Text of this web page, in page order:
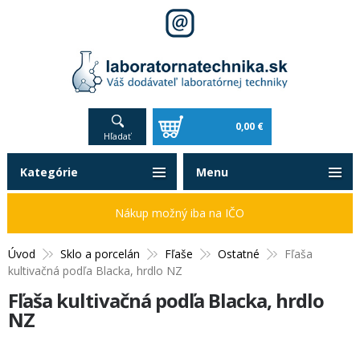
Hľadať
0,00 €
Úvod Sklo a porcelán Fľaše Ostatné
Fľaša
kultivačná podľa Blacka, hrdlo NZ
Fľaša kultivačná podľa Blacka, hrdlo
NZ
Kategórie
Nákup možný iba na IČO
Menu